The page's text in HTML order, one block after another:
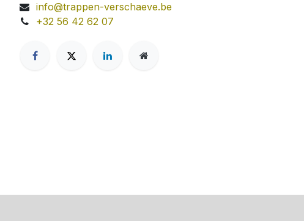
info@trappen-verschaeve.be
+32 56 42 62 07